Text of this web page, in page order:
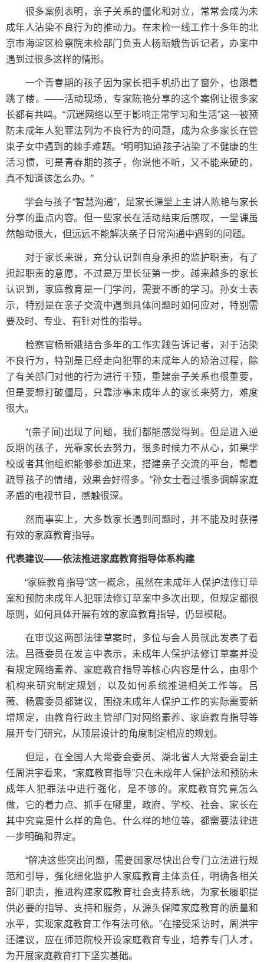
很多案例表明，亲子关系的僵化和对立，常常会成为未
成年人沾染不良行为的推动力。在未检一线工作十多年的北
京市海淀区检察院未检部门负责人杨新娥告诉记者，办案中
遇到过很多这样的情形。
一个青春期的孩子因为家长把手机扔出了窗外，也跟着
跳了楼。——活动现场，专家陈艳分享的这个案例让很多家
长都有共鸣。“沉迷网络以至于影响正常学习和生活”这一被预
防未成年人犯罪法列为不良行为的问题，成为众多家长在管
束子女中遇到的棘手难题。“明明知道孩子沾染了不健康的生
活习惯，可是青春期的孩子，你说他不听，又不能来硬的，
真不知道该怎么办。”
学会与孩子“智慧沟通”，是家长课堂上主讲人陈艳与家长
分享的重点内容。但一些家长在活动结束后感叹，一堂课虽
然触动很大，但远远不能解决亲子日常沟通中遇到的问题。
对于家长来说，充分认识到自身承担的监护职责，有了
担起职责的意愿，不过是万里长征第一步。越来越多的家长
认识到，家庭教育是一门学问，需要不断的学习。孙女士表
示，特别是在亲子交流中遇到具体问题时如何应对，特别需
要及时、专业、有针对性的指导。
检察官杨新娥结合多年的工作实践告诉记者，对于沾染
不良行为，特别是已经走向犯罪的未成年人的矫治过程，除
了有关部门对他的行为进行干预，重建亲子关系也很重要，
但是要想打破僵局，只靠涉事未成年人的家长来努力，难度
很大。
“(亲子间)出现了问题，我们都能感觉得到。但是进入逆
反期的孩子，光靠家长去努力，很多时候力不从心，如果学
校或者其他组织能够参加进来，搭建亲子交流的平台，帮着
疏导孩子的情绪，效果会好得多。”孙女士看过很多调解家庭
矛盾的电视节目，感触很深。
然而事实上，大多数家长遇到问题时，并不能及时获得
有效的家庭教育指导。
代表建议——依法推进家庭教育指导体系构建
“家庭教育指导”这一概念，虽然在未成年人保护法修订草
案和预防未成年人犯罪法修订草案中多次出现，但规定都很
原则，如何具体开展有效的家庭教育指导，仍显模糊。
在审议这两部法律草案时，多位与会人员就此发表了看
法。吕薇委员在发言中表示，未成年人保护法修订草案并没
有规定网络素养、家庭教育指导等核心内容是什么，由哪个
机构来研究制定规划，以及如何系统推进相关工作等。吕
薇、杨震委员都建议，围绕未成年人保护工作的实际需要新
增规定，由教育行政主管部门对网络素养、家庭教育指导等
展开专门研究，从顶层设计的角度制定相应的规划。
但是，在全国人大常委会委员、湖北省人大常委会副主
任周洪宇看来，“家庭教育指导”只在未成年人保护法和预防未
成年人犯罪法中进行强化，是不够的。家庭教育究竟怎么
做，它的着力点、抓手在哪里，政府、学校、社会、家长在
其中究竟是什么样的角色、什么样的地位等，都需要法律进
一步明确和界定。
“解决这些突出问题，需要国家尽快出台专门立法进行规
范和引导，强化细化监护人家庭教育主体责任，明确各相关
部门职责，推进构建家庭教育社会支持系统，为家长履职提
供必要的指导、支持和服务，从源头保障家庭教育的质量和
水平，实现家庭教育工作有法可依。”在接受采访时，周洪宇
还建议，应在师范院校开设家庭教育专业，培养专门人才，
为开展家庭教育打下坚实基础。